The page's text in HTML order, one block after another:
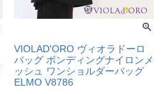
VIOLAD'ORO ヴィオラドーロ
バッグ ボンディングナイロンメ
ッシュ ワンショルダーバッグ
ELMO V8786